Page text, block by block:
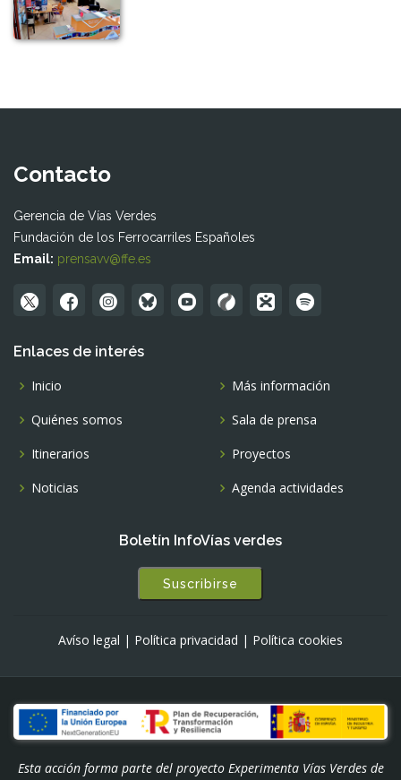
Contacto
Gerencia de Vías Verdes
Fundación de los Ferrocarriles Españoles
Email: prensavv@ffe.es
Enlaces de interés
Inicio
Quiénes somos
Itinerarios
Noticias
Más información
Sala de prensa
Proyectos
Agenda actividades
Boletín InfoVías verdes
Suscribirse
Avíso legal | Política privacidad | Política cookies
Esta acción forma parte del proyecto Experimenta Vías Verdes de